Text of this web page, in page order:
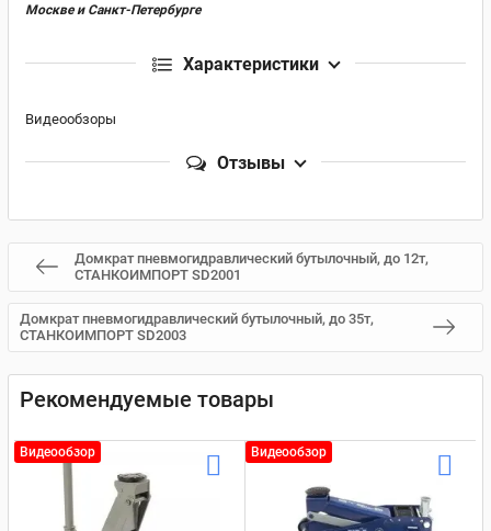
Москве и Санкт-Петербурге
Характеристики
Видеообзоры
Отзывы
Домкрат пневмогидравлический бутылочный, до 12т,
СТАНКОИМПОРТ SD2001
Домкрат пневмогидравлический бутылочный, до 35т,
СТАНКОИМПОРТ SD2003
Рекомендуемые товары
Видеообзор Видеообзор